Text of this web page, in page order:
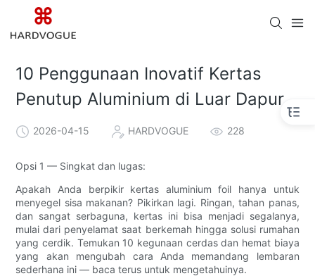
10 Penggunaan Inovatif Kertas
Penutup Aluminium di Luar Dapur
2026-04-15 HARDVOGUE 228
Opsi 1 — Singkat dan lugas:
Apakah Anda berpikir kertas aluminium foil hanya untuk
menyegel sisa makanan? Pikirkan lagi. Ringan, tahan panas,
dan sangat serbaguna, kertas ini bisa menjadi segalanya,
mulai dari penyelamat saat berkemah hingga solusi rumahan
yang cerdik. Temukan 10 kegunaan cerdas dan hemat biaya
yang akan mengubah cara Anda memandang lembaran
sederhana ini — baca terus untuk mengetahuinya.